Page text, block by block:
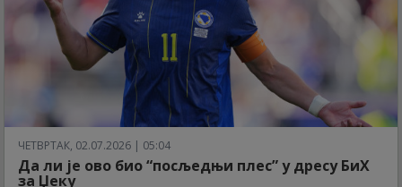
ЧЕТВРТАК, 02.07.2026 | 05:04
Да ли је ово био “посљедњи плес” у дресу БиХ
за Џеку